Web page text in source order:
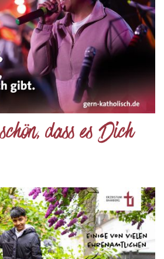
dass es Dich